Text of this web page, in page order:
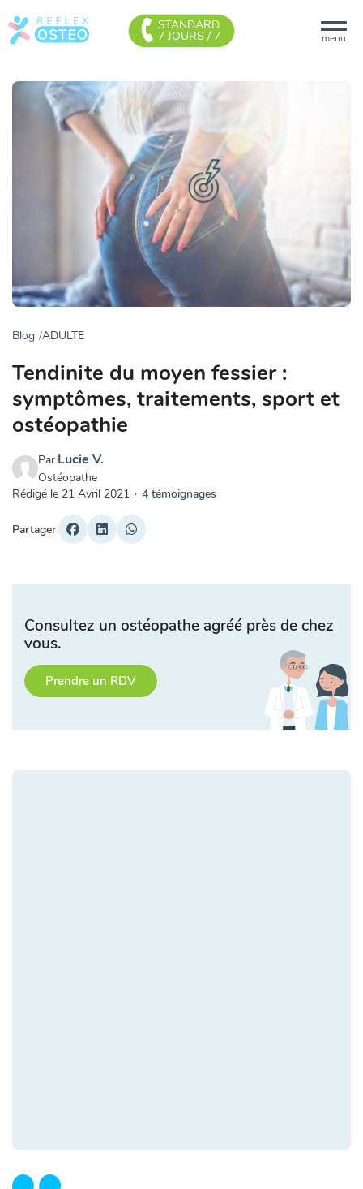
menu
STANDARD
7 JOURS / 7
Blog ADULTE
Tendinite du moyen fessier :
symptômes, traitements, sport et
ostéopathie
Par Lucie V.
Ostéopathe
Rédigé le 21 Avril 2021 · 4 témoignages
Partager
Consultez un ostéopathe agréé près de chez
vous.
Prendre un RDV